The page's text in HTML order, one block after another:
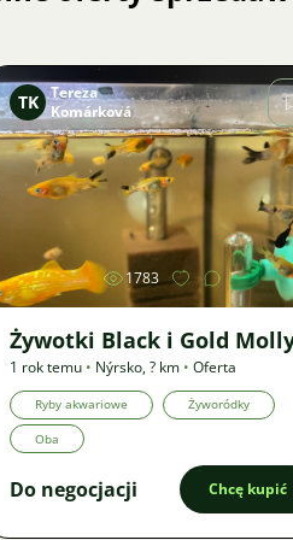
TK
Tereza
Komárková
1783
Żywotki Black i Gold
1 rok temu • Nýrsko,? km • Oferta
Ryby akwariowe Żyworódky
Oba
Do negocjacji Chcę kupić